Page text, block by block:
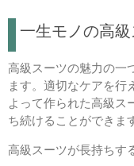
一生モノの高
高級スーツの魅力の一
ます。適切なケアを行
よって作られた高級ス
ち続けることができま
高級スーツが長持ちす